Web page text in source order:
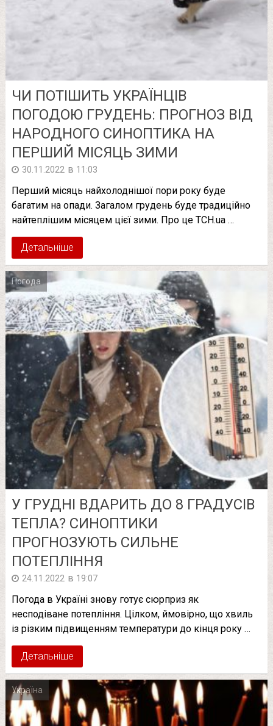
ЧИ ПОТІШИТЬ УКРАЇНЦІВ
ПОГОДОЮ ГРУДЕНЬ: ПРОГНОЗ ВІД
НАРОДНОГО СИНОПТИКА НА
ПЕРШИЙ МІСЯЦЬ ЗИМИ
30.11.2022 в 11:03
Перший місяць найхолоднішої пори року буде
багатим на опади. Загалом грудень буде традиційно
найтеплішим місяцем цієї зими. Про це ТСН.ua …
Детальніше
Погода
У ГРУДНІ ВДАРИТЬ ДО 8 ГРАДУСІВ
ТЕПЛА? СИНОПТИКИ
ПРОГНОЗУЮТЬ СИЛЬНЕ
ПОТЕПЛІННЯ
24.11.2022 в 19:07
Погода в Україні знову готує сюрприз як
несподіване потепління. Цілком, ймовірно, що хвиль
із різким підвищенням температури до кінця року …
Детальніше
Україна